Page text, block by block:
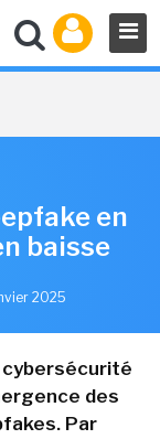
en
baisse
2025
cybersécurité
des
Par